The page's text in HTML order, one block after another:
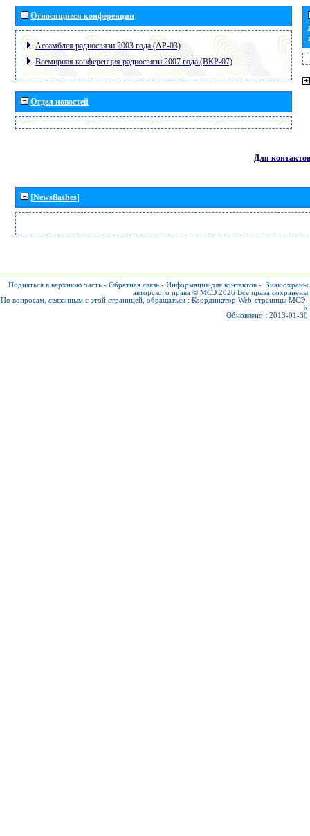
Относящиеся конференции
Ассамблея радиосвязи 2003 года (АР-03)
Всемирная конференция радиосвязи 2007 года (ВКР-07)
Отдел новостей
Для контактов
[Newsflashes]
Подняться в верхнюю часть - Обратная связь - Информация для контактов - Знак охраны
авторского права © МСЭ 2026 Все права сохранены
По вопросам, связанным с этой страницей, обращаться : Координатор Web-страницы МСЭ-
R
Обновлено : 2013-01-30